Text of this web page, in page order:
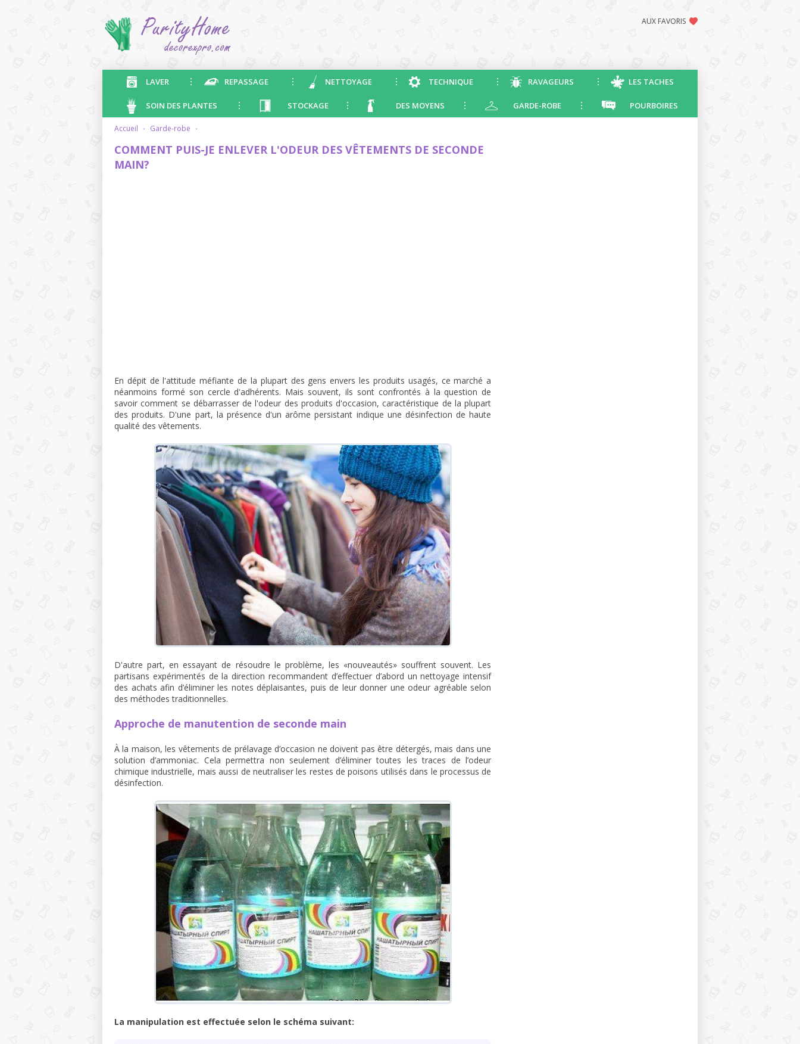
AUX FAVORIS
LAVER REPASSAGE NETTOYAGE TECHNIQUE RAVAGEURS LES TACHES
SOIN DES PLANTES STOCKAGE DES MOYENS GARDE-ROBE POURBOIRES
accueil · garde-robe ·
COMMENT PUIS-JE ENLEVER L'ODEUR DES VÊTEMENTS DE SECONDE
MAIN?
En dépit de l'attitude méfiante de la plupart des gens envers les produits usagés, ce marché a
néanmoins formé son cercle d'adhérents. Mais souvent, ils sont confrontés à la question de
savoir comment se débarrasser de l'odeur des produits d'occasion, caractéristique de la plupart
des produits. D'une part, la présence d'un arôme persistant indique une désinfection de haute
qualité des vêtements.
D'autre part, en essayant de résoudre le problème, les «nouveautés» souffrent souvent. Les
partisans expérimentés de la direction recommandent d’effectuer d’abord un nettoyage intensif
des achats afin d’éliminer les notes déplaisantes, puis de leur donner une odeur agréable selon
des méthodes traditionnelles.
Approche de manutention de seconde main
À la maison, les vêtements de prélavage d’occasion ne doivent pas être détergés, mais dans une
solution d’ammoniac. Cela permettra non seulement d’éliminer toutes les traces de l’odeur
chimique industrielle, mais aussi de neutraliser les restes de poisons utilisés dans le processus de
désinfection.
La manipulation est effectuée selon le schéma suivant: